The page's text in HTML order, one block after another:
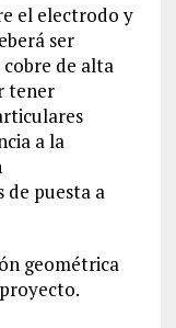
el electrodo y
ser
cobre de alta
tener
a la
puesta a
geométrica